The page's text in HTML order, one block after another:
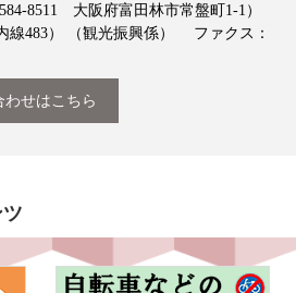
8511 大阪府富田林市常盤町1-1）
線483）
（観光振興係）
ファクス：
わせはこちら